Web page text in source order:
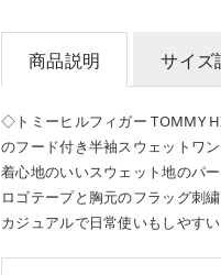
商品説明 サイズ
◇トミーヒルフィガー TOMMY
のフード付き半袖スウェットワ
着心地のいいスウェット地のパー
ロゴテープと胸元のフラッグ刺繍
カジュアルで日常使いもしやすい